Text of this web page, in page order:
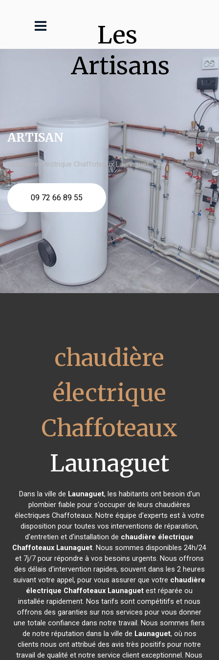
Les
Artisans
ARTISAN
chaudière électrique Chaffoteaux Launaguet
09 72 66 89 55
chaudière
électrique
Chaffoteaux
Launaguet
Dans la ville de Launaguet, les habitants ont besoin d'un
plombier fiable pour s'occuper de leurs chaudières
électriques Chaffoteaux. Notre équipe d'experts est à votre
disposition pour toutes vos interventions de réparation,
d'entretien et d'installation de chaudière électrique
Chaffoteaux Launaguet. Nous sommes disponibles 24h/24
et 7j/7 pour répondre à vos besoins urgents. Nous offrons
des délais d'intervention rapides, souvent dans les 2 heures
suivant votre appel, pour vous assurer que votre chaudière
électrique Chaffoteaux Launaguet est réparée ou
installée rapidement. Nos tarifs sont compétitifs et nous
offrons des garanties sur nos services pour vous donner
une totale confiance dans notre travail. Nous sommes fiers
de notre réputation dans la ville de Launaguet, où nos
clients nous ont attribué des avis très positifs pour notre
travail de qualité et notre service client exceptionnel. Nous